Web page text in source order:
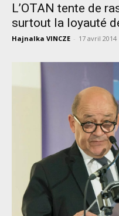
L’OTAN tente de
surtout la loyauté
Hajnalka VINCZE - 17 avril 2014